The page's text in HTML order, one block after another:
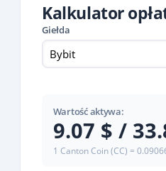
Kalkulator
Giełda
Bybit
Wartość aktywa:
9.07 $ /
1 Canton Coin (CC) =